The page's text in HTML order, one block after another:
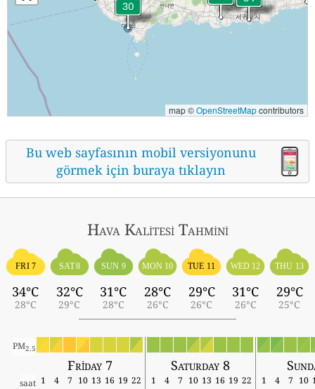
map ©OpenStreetMapcontributors
Bu web sayfasının mobil versiyonunu
görmek için buraya tıklayın
Hava Kalitesi Tahmini
FRI 7
34°C
28°C
SAT 8
32°C
29°C
SUN 9
31°C
28°C
MON 10
28°C
26°C
TUE 11
29°C
26°C
WED 12
31°C
26°C
THU 13
29°C
25°C
PM2.5
Friday 7 Saturday 8
saat 1 4 7 10 13 16 19 22 1 4 7 10 13 16 19 22 1 4 7 10